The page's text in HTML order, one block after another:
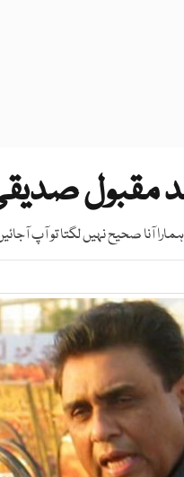
مقبول
آنا صحیح نہیں لگتا تو آپ